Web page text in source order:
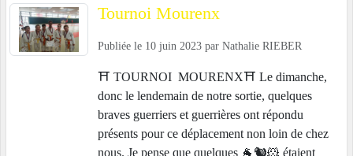
Tournoi Mourenx
Publiée le 10 juin 2023 par Nathalie RIEBER
⛩️ TOURNOI MOURENX⛩️ Le dimanche,
donc le lendemain de notre sortie, quelques
braves guerriers et guerrières ont répondu
présents pour ce déplacement non loin de chez
nous. Je pense que quelques 🐐🐿🐹 étaient